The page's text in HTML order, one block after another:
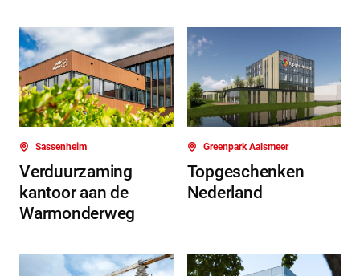
Sassenheim
Verduurzaming
kantoor aan de
Warmonderweg
Greenpark Aalsmeer
Topgeschenken
Nederland